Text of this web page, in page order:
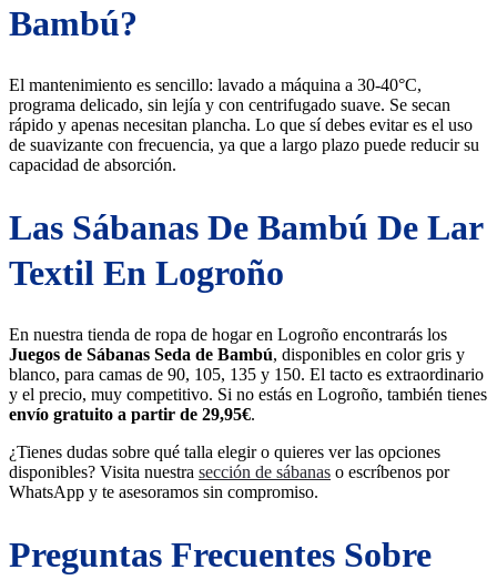
Bambú?
El mantenimiento es sencillo: lavado a máquina a 30-40°C,
programa delicado, sin lejía y con centrifugado suave. Se secan
rápido y apenas necesitan plancha. Lo que sí debes evitar es el uso
de suavizante con frecuencia, ya que a largo plazo puede reducir su
capacidad de absorción.
Las Sábanas De Bambú De Lar
Textil En Logroño
En nuestra tienda de ropa de hogar en Logroño encontrarás los
Juegos de Sábanas Seda de Bambú, disponibles en color gris y
blanco, para camas de 90, 105, 135 y 150. El tacto es extraordinario
y el precio, muy competitivo. Si no estás en Logroño, también tienes
envío gratuito a partir de 29,95€.
¿Tienes dudas sobre qué talla elegir o quieres ver las opciones
disponibles? Visita nuestra sección de sábanas o escríbenos por
WhatsApp y te asesoramos sin compromiso.
Preguntas Frecuentes Sobre